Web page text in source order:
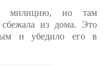
в милицию, но там
из дома. Это
и убедило его в